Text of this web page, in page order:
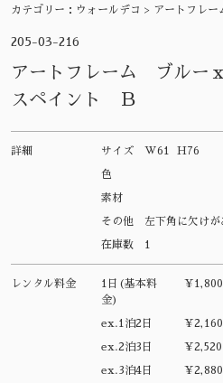
カテゴリー： ウォールデコ > アートフレー
205-03-216
アートフレーム ブルー
スペイント Ｂ
詳細 サイズ W61 H76
色
素材
その他 左下角に欠けが
在庫数 1
レンタル料金
1日(基本料
金)
¥1,800
ex.1泊2日 ¥2,160
ex.2泊3日 ¥2,520
ex.3泊4日 ¥2,880